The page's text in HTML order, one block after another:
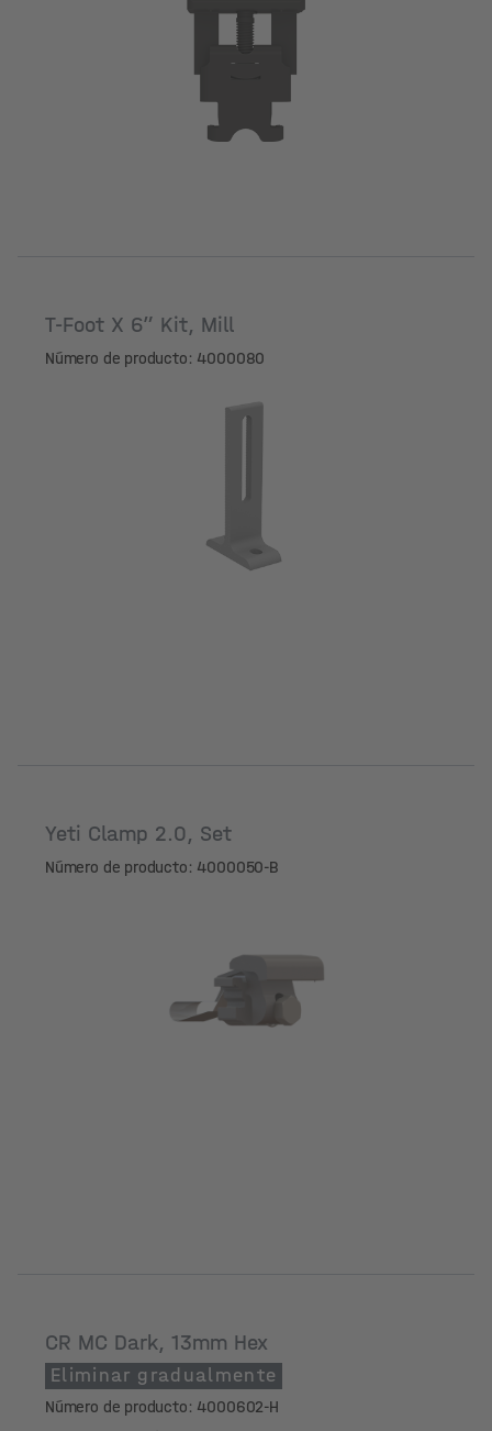
T-Foot X 6” Kit, Mill
Número de producto: 4000080
Yeti Clamp 2.0, Set
Número de producto: 4000050-B
CR MC Dark, 13mm Hex
Eliminar gradualmente
Número de producto: 4000602-H